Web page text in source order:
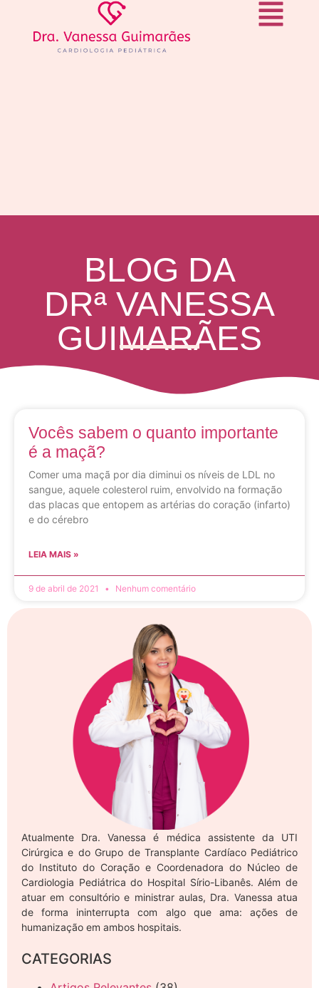
BLOG DA
DRª VANESSA
GUIMARÃES
Vocês sabem o quanto importante
é a maçã?
Comer uma maçã por dia diminui os níveis de LDL no
sangue, aquele colesterol ruim, envolvido na formação
das placas que entopem as artérias do coração (infarto)
e do cérebro
LEIA MAIS »
9 de abril de 2021 Nenhum comentário
Atualmente Dra. Vanessa é médica assistente da UTI
Cirúrgica e do Grupo de Transplante Cardíaco Pediátrico
do Instituto do Coração e Coordenadora do Núcleo de
Cardiologia Pediátrica do Hospital Sírio-Libanês. Além de
atuar em consultório e ministrar aulas, Dra. Vanessa atua
de forma ininterrupta com algo que ama: ações de
humanização em ambos hospitais.
CATEGORIAS